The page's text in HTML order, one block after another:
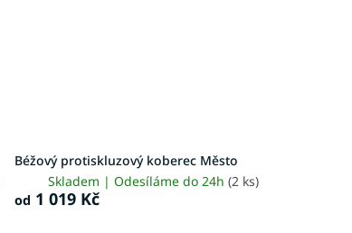
Béžový protiskluzový koberec Město
Skladem | Odesíláme do 24h (2 ks)
od 1 019 Kč